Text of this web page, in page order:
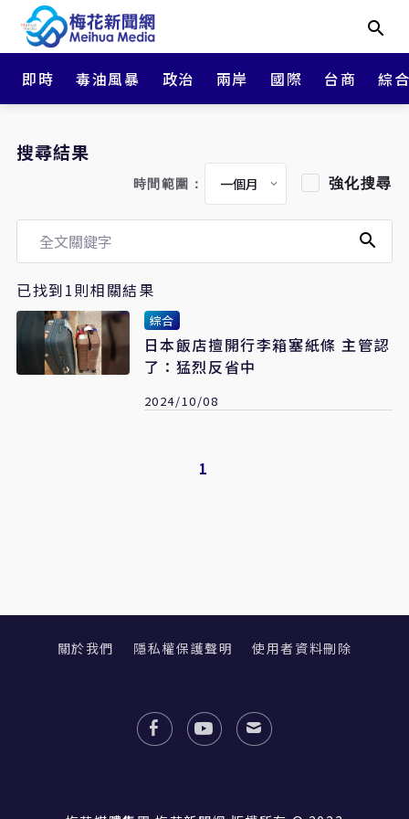
即時 毒油風暴 政治 兩岸 國際 台商 綜
搜尋結果
時間範圍： 強化搜尋
已找到1則相關結果
綜合
日本飯店擅開行李箱塞紙條 主管認
了：猛烈反省中
2024/10/08
1
關於我們 隱私權保護聲明 使用者資料刪除